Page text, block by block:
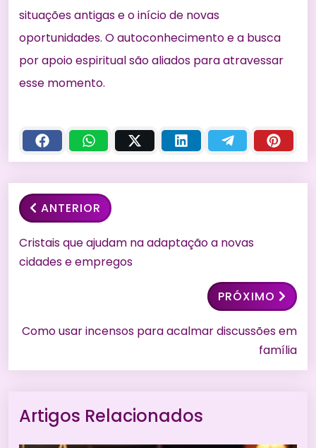
situações antigas e o início de novas
oportunidades. O autoconhecimento e a busca
por apoio espiritual são aliados para atravessar
esse momento.
ANTERIOR
Cristais que ajudam na adaptação a novas
cidades e empregos
PRÓXIMO
Como usar incensos para acalmar discussões em
família
Artigos Relacionados